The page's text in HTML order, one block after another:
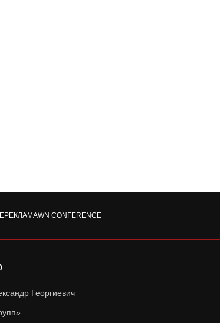
РЕКЛАМАWN CONFERENCE
Георгиевич